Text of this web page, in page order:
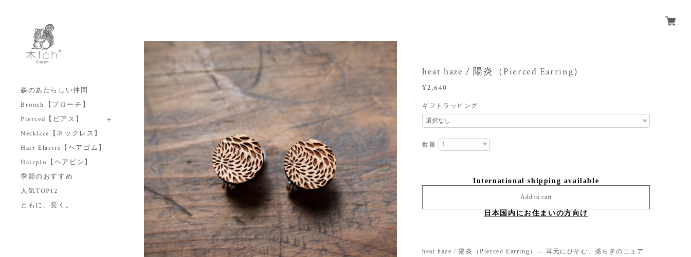
森のあたらしい仲間
Brooch【ブローチ】
Pierced【ピアス】
Necklace【ネックレス】
Hair Elastic【ヘアゴム】
Hairpin【ヘアピン】
季節のおすすめ
人気TOP12
ともに、長く。
heat haze / 陽炎（Pierced Earring）
¥2,640
ギフトラッピング
数量
International shipping available
Add to cart
日本国内にお住まいの方向け
heat haze / 陽炎（Pierced Earring）— 耳元にひそむ、揺らぎのニュア